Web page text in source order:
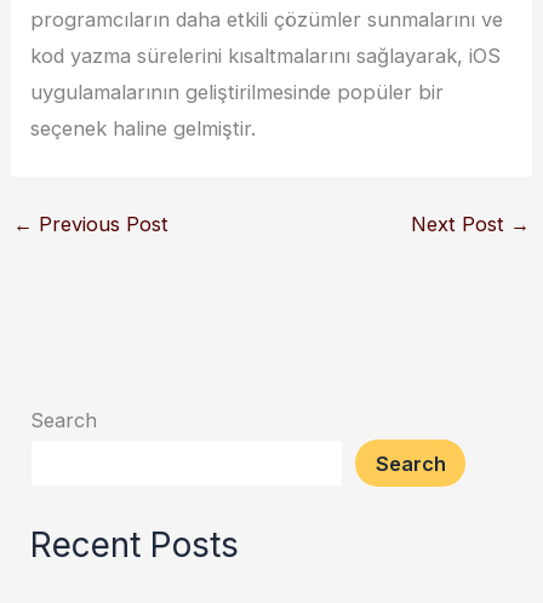
programcıların daha etkili çözümler sunmalarını ve
kod yazma sürelerini kısaltmalarını sağlayarak, iOS
uygulamalarının geliştirilmesinde popüler bir
seçenek haline gelmiştir.
← Previous Post Next Post →
Search
Search
Recent Posts